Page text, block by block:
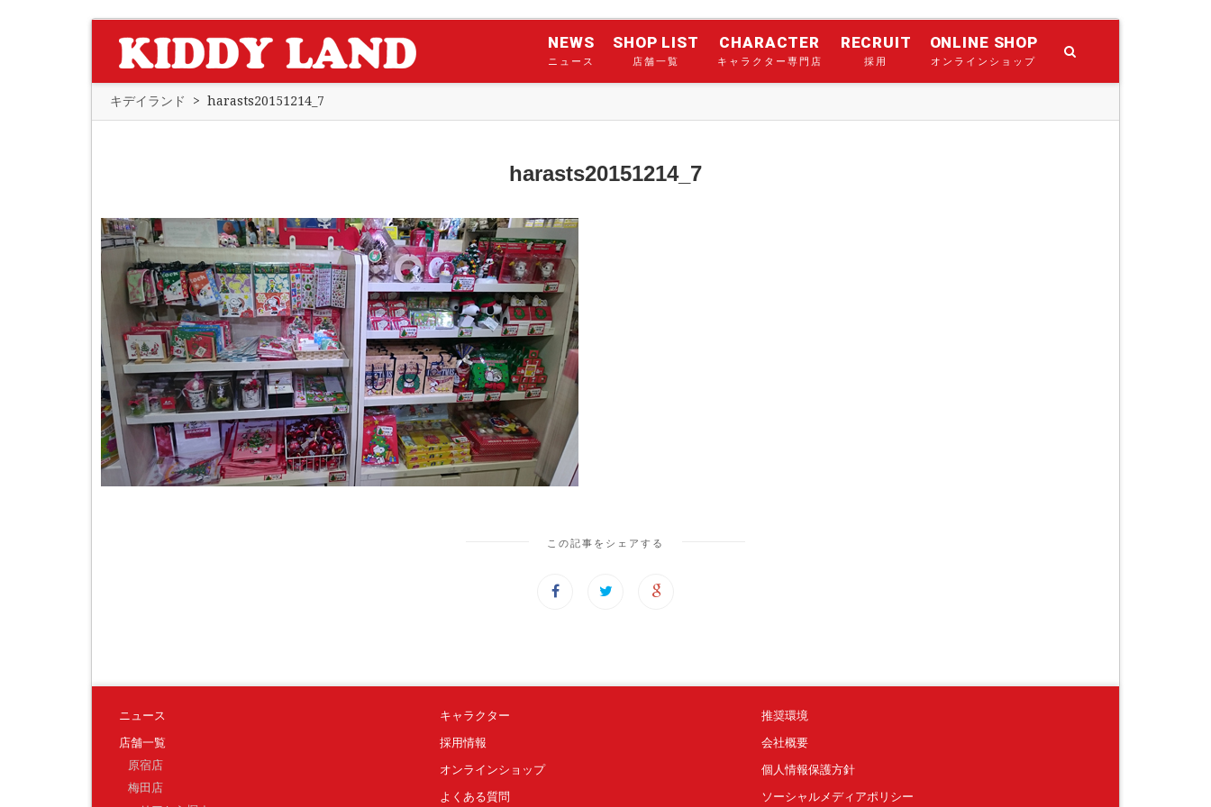
NEWS
ニュース
SHOP LIST
店舗一覧
CHARACTER
キャラクター専門店
RECRUIT
採用
ONLINE SHOP
オンラインショップ
キデイランド > harasts20151214_7
harasts20151214_7
この記事をシェアする
ニュース
店舗一覧
原宿店
梅田店
キャラクター
採用情報
オンラインショップ
よくある質問
推奨環境
会社概要
個人情報保護方針
ソーシャルメディアポリシー